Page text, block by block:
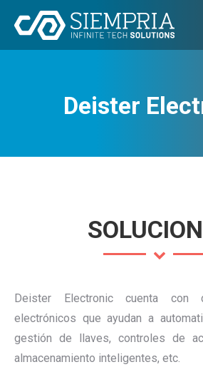
Deister
Deister Electronic cuenta con
electrónicos que ayudan a
gestión de llaves, controles de
almacenamiento inteligentes, etc.